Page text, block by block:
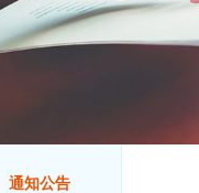
通知公告